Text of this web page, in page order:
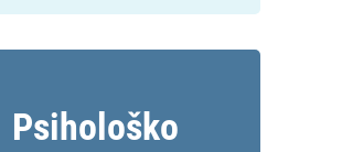
Psihološko